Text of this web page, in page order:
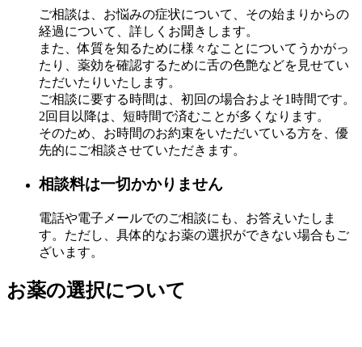
ご相談は、お悩みの症状について、その始まりからの
経過について、詳しくお聞きします。
また、体質を知るために様々なことについてうかがっ
たり、薬効を確認するために舌の色艶などを見せてい
ただいたりいたします。
ご相談に要する時間は、初回の場合およそ1時間です。
2回目以降は、短時間で済むことが多くなります。
そのため、お時間のお約束をいただいている方を、優
先的にご相談させていただきます。
相談料は一切かかりません
電話や電子メールでのご相談にも、お答えいたしま
す。ただし、具体的なお薬の選択ができない場合もご
ざいます。
お薬の選択について